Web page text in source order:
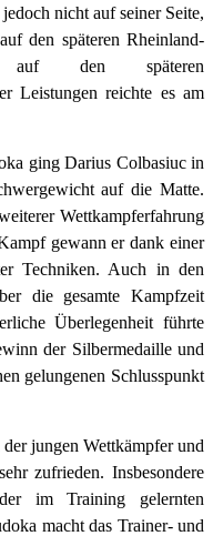
nicht auf seiner Seite,
den späteren Rheinland-
auf den späteren
Leistungen reichte es am
ging Darius Colbasiuc in
auf die Matte.
Wettkampferfahrung
gewann er dank einer
Techniken. Auch in den
die gesamte Kampfzeit
Überlegenheit führte
der Silbermedaille und
gelungenen Schlusspunkt
jungen Wettkämpfer und
zufrieden. Insbesondere
im Training gelernten
macht das Trainer- und